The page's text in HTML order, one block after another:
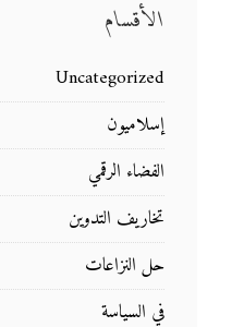
الأقسام
Uncategorized
إسلاميون
الفضاء الرقمي
تخاريف التدوين
حل النزاعات
في السياسة